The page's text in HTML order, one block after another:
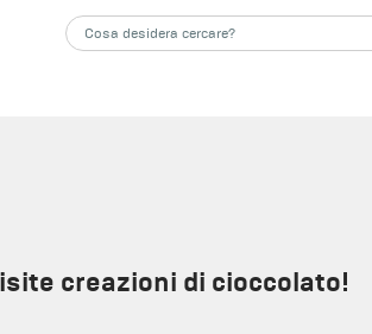
creazioni di cioccolato!